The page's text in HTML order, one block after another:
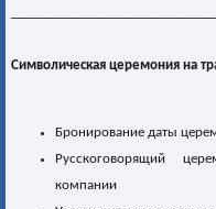
Символическая церемония на
Бронирование даты
Русскоговорящий
компании